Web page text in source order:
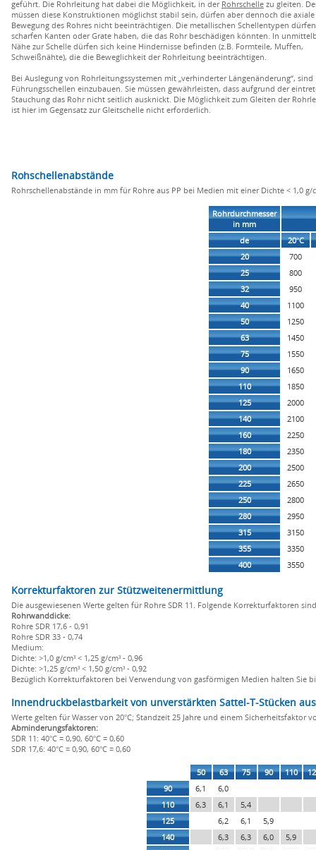
geführt. Die Rohrleitung hat dabei die Möglichkeit, in der Rohrschelle zu gleiten.
müssen diese Konstruktionen möglichst stabil sein, dürfen aber dennoch die axiale
Bewegung des Rohres nicht beeinträchtigen. Die metallischen Schellentypen
scharfen Kanten oder Grate haben, die das Rohr beschädigen könnten. In
Nähe zur Schelle dürfen sich keine Hindernisse befinden (z.B. Formteile, Muffen,
Schweißnähte), die die Beweglichkeit der Rohrleitung beeinträchtigen.
Bei Auslegung von Rohrleitungssystemen mit „verhinderter Längenänderung“, sind
Führungsschellen einzubauen. Sie müssen gewährleisten, dass aufgrund der
Stauchung das Rohr nicht seitlich ausknickt. Die Möglichkeit zum Gleiten der
ist hier im Gegensatz zur Gleitschelle nicht erforderlich.
Rohschellenabstände
Rohrschellenabstände in mm für Rohre aus PP bei Medien mit einer Dichte < 1,0 g/
Rohrdurchmesser
in mm
de
20°C
20
700
25
800
32
950
40
1100
50
1250
63
1450
75
1550
90
1650
110
1850
125
2000
140
2100
160
2250
180
2350
200
2500
225
2650
250
2800
280
2950
315
3150
355
3350
400
3550
Korrekturfaktoren zur Stützweitenermittlung
Die ausgewiesenen Werte gelten für Rohre SDR 11. Folgende Korrekturfaktoren
Rohrwanddicke:
Rohre SDR 17,6 - 0,91
Rohre SDR 33 - 0,74
Medium:
Dichte: >1,0 g/cm³ < 1,25 g/cm³ - 0,96
Dichte: >1,25 g/cm³ < 1,50 g/cm³ - 0,92
Bezüglich Korrekturfaktoren bei Verwendung von gasförmigen Medien halten Sie
Innendruckbelastbarkeit von unverstärkten Sattel-T-Stücken aus
Werte gelten für Wasser von 20°C; Standzeit 25 Jahre und einem Sicherheitsfaktor
Abminderungsfaktoren:
SDR 11: 40°C = 0,90, 60°C = 0,60
SDR 17,6: 40°C = 0,90, 60°C = 0,60
50 63 75 90 110
90
6,1
6,0
110
6,3 6,1
5,4
125
6,2 6,1
5,9
140
6,3 6,3 6,0
5,9